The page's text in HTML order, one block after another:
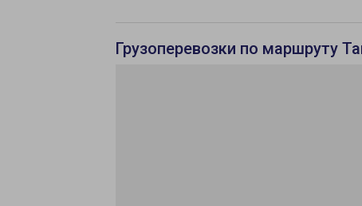
Грузоперевозки по маршруту